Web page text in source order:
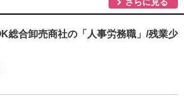
総合卸売商社の「人事労務職」/残業少